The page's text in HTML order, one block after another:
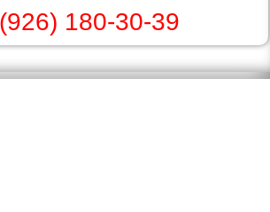
180-30-39